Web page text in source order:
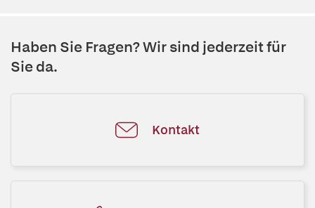
Haben Sie Fragen? Wir sind jederzeit für
Sie da.
Kontakt